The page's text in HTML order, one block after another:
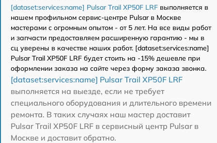
[dataset:services:name] Pulsar Trail XP50F LRF выполняется в
нашем профильном сервис-центре Pulsar в Москве
мастерами с огромным опытом - от 5 лет. На все виды работ
и запчасти предоставляем расширенную гарантию - мы в
сц уверены в качестве наших работ. [dataset:services:name]
Pulsar Trail XP50F LRF будет стоить на -15% дешевле при
оформлении заказа на сайте через форму заказа звонка.
[dataset:services:name] Pulsar Trail XP50F LRF
выполняется на выезде, если не требует
специального оборудования и длительного времени
ремонта. В таких случаях наш мастер доставит
Pulsar Trail XP50F LRF в сервисный центр Pulsar в
Москве и доставит обратно.